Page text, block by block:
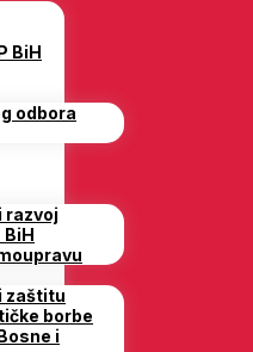
BiH
odbora
razvoj
BiH
zaštitu
borbe
i